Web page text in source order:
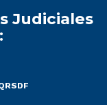
Judiciales